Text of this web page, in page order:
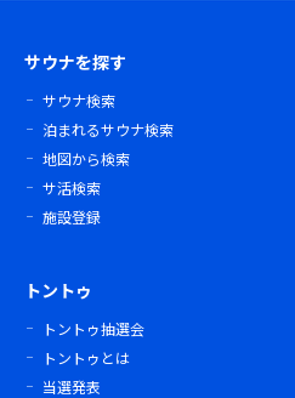
サウナを探す
サウナ検索
泊まれるサウナ検索
地図から検索
サ活検索
施設登録
トントゥ
トントゥ抽選会
トントゥとは
当選発表